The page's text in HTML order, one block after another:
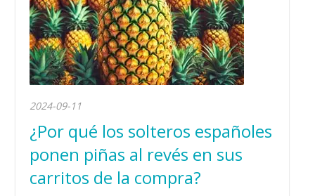
2024-09-11
¿Por qué los solteros españoles
ponen piñas al revés en sus
carritos de la compra?